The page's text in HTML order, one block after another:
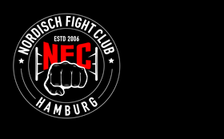
Inhalt
springen